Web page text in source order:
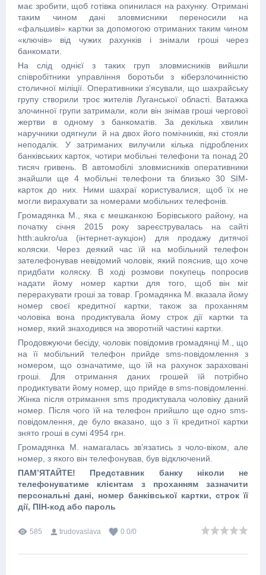
має зробити, щоб готівка опинилася на рахунку. Отримані
таким чином дані зловмисники переносили на
«фальшиві» картки за допомогою отриманих таким чином
«ключів» від чужих рахунків і знімали гроші через
банкомати.
На слід однієї з таких груп зловмисників вийшли
співробітники управління боротьби з кіберзлочинністю
столичної міліції. Оперативники з’ясували, що шахрайську
групу створили троє жителів Луганської області. Ватажка
злочинної групи затримали, коли він знімав гроші чергової
жертви в одному з банкоматів. За декілька хвилин
наручники одягнули й на двох його помічників, які стояли
неподалік. У затриманих вилучили кілька підроблених
банківських карток, чотири мобільні телефони та понад 20
тисяч гривень. В автомобілі зловмисників оперативники
знайшли ще 4 мобільні телефони та близько 30 SIM-
карток до них. Ними шахраї користувалися, щоб їх не
могли вирахувати за номерами мобільних телефонів.
Громадянка М., яка є мешканкою Борівського району, на
початку січня 2015 року зареєструвалась на сайті
htth:aukro/ua (інтернет-аукціон) для продажу дитячої
коляски. Через деякий час їй на мобільний телефон
зателефонував невідомий чоловік, який пояснив, що хоче
придбати коляску. В ході розмови покупець попросив
надати йому номер картки для того, щоб він міг
перерахувати гроші за товар. Громадянка М. вказала йому
номер своєї кредитної картки, також за проханням
чоловіка вона продиктувала йому строк дії картки та
номер, який знаходився на зворотній частині картки.
Продовжуючи бесіду, чоловік повідомив громадянці М., що
на її мобільний телефон прийде sms-повідомлення з
номером, що означатиме, що їй на рахунок зараховані
гроші. Для отримання даних грошей їй потрібно
продиктувати йому номер, що прийде в sms-повідомленні.
Жінка після отримання sms продиктувала чоловіку даний
номер. Після чого їй на телефон прийшло ще одно sms-
повідомлення, де було вказано, що з її кредитної картки
знято гроші в сумі 4954 грн.
Громадянка М. намагалась зв’язатись з чоло-віком, але
номер, з якого він телефонував, був відключений.
ПАМ’ЯТАЙТЕ! Представник банку ніколи не
телефонуватиме клієнтам з проханням зазначити
персональні дані, номер банківської картки, строк її
дії, ПІН-код або пароль
585 trudovaslava 0.0/0